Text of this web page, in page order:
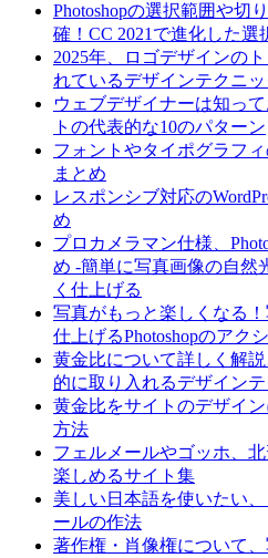
Photoshopの選択範囲や切
確！CC 2021で進化した
2025年、ロゴデザインの
れているデザインテクニ
ウェブデザイナーは知っ
トの代表的な10のパターン
フォントやタイポグラフ
まとめ
レスポンシブ対応の
め
プロカメラマン仕様、
め -簡単に写真画像の自然
く仕上げる
写真がもっと楽しくなる
仕上げるPhotoshopのアク
黄金比について詳しく解
的に取り入れるデザイン
黄金比をサイトのデザイ
方法
フェルメールやゴッホ、
楽しめるサイト集
美しい日本語を使いたい
ールの作法
著作権・肖像権について